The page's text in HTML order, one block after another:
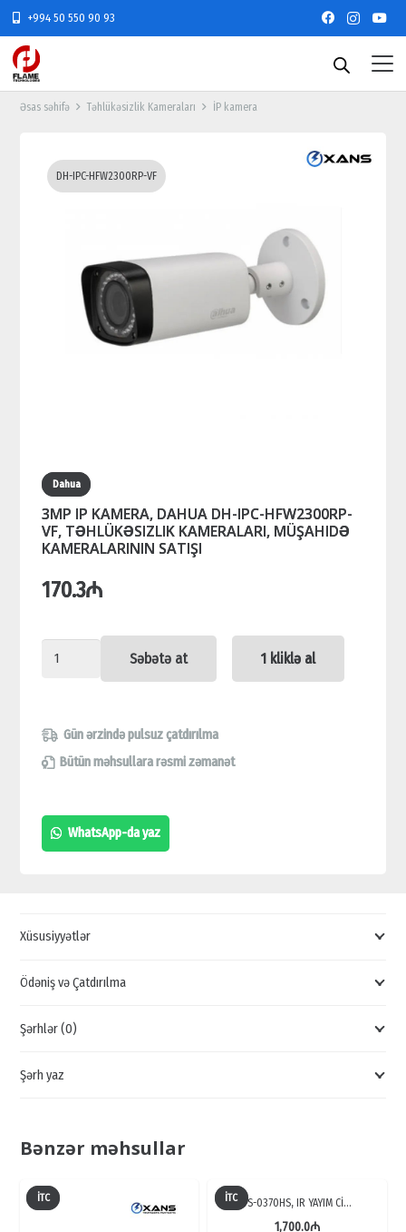
+994 50 550 90 93
Əsas səhifə Təhlükəsizlik Kameraları İP kamera
DH-IPC-HFW2300RP-VF
Dahua
3MP IP KAMERA, DAHUA DH-IPC-HFW2300RP-
VF, TƏHLÜKƏSIZLIK KAMERALARI, MÜŞAHIDƏ
KAMERALARININ SATIŞI
170.3₼
3MP
DAHUA
DH-
HFW2300RP-
VF,
SATIŞI
Səbətə at 1 kliklə al
Gün ərzində pulsuz çatdırılma
Bütün məhsullara rəsmi zəmanət
WhatsApp-da yaz
Xüsusiyyətlər
Ödəniş və Çatdırılma
Şərhlər (0)
Şərh yaz
Bənzər məhsullar
İTC İTC TS-0370HS, IR YAYIM Cİ…
1,700.0₼